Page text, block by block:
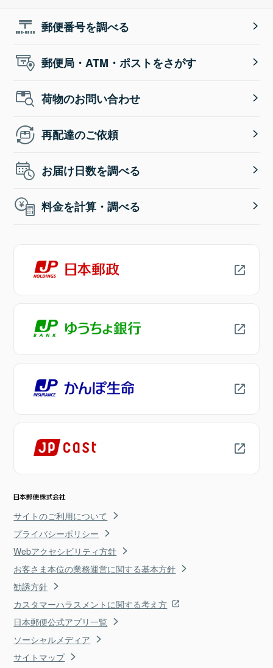
郵便番号を調べる
郵便局・ATM・ポストをさがす
荷物のお問い合わせ
再配達のご依頼
お届け日数を調べる
料金を計算・調べる
サイトのご利用について
プライバシーポリシー
Webアクセシビリティ方針
お客さま本位の業務運営に関する基本方針
勧誘方針
カスタマーハラスメントに関する考え方
日本郵便公式アプリ一覧
ソーシャルメディア
サイトマップ